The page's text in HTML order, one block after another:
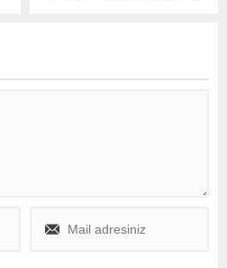
işyeri sahibi çıkarıldığı